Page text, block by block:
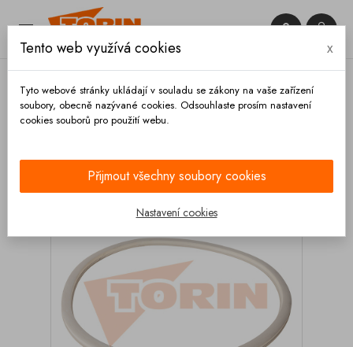
 

Tento web využívá cookies x
Tyto webové stránky ukládají v souladu se zákony na vaše zařízení
soubory, obecně nazývané cookies. Odsouhlaste prosím nastavení
cookies souborů pro použití webu.
Přijmout všechny soubory cookies
Nastavení cookies